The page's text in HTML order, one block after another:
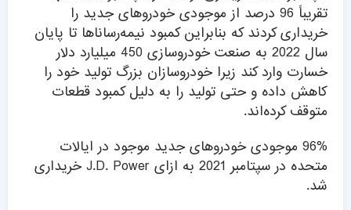
تقریباً 96 درصد از موجودی خودروهای جدید را
خریداری کردند که بنابراین کمبود نیمه‌رساناها تا پایان
سال 2022 به صنعت خودروسازی 450 میلیارد دلار
خسارت وارد کند زیرا خودروسازان بزرگ تولید خود را
کاهش داده و حتی تولید را به دلیل کمبود قطعات
متوقف کرده‌اند.
96% موجودی خودروهای جدید موجود در ایالات
متحده در سپتامبر 2021 به ازای J.D. Power خریداری
شد.